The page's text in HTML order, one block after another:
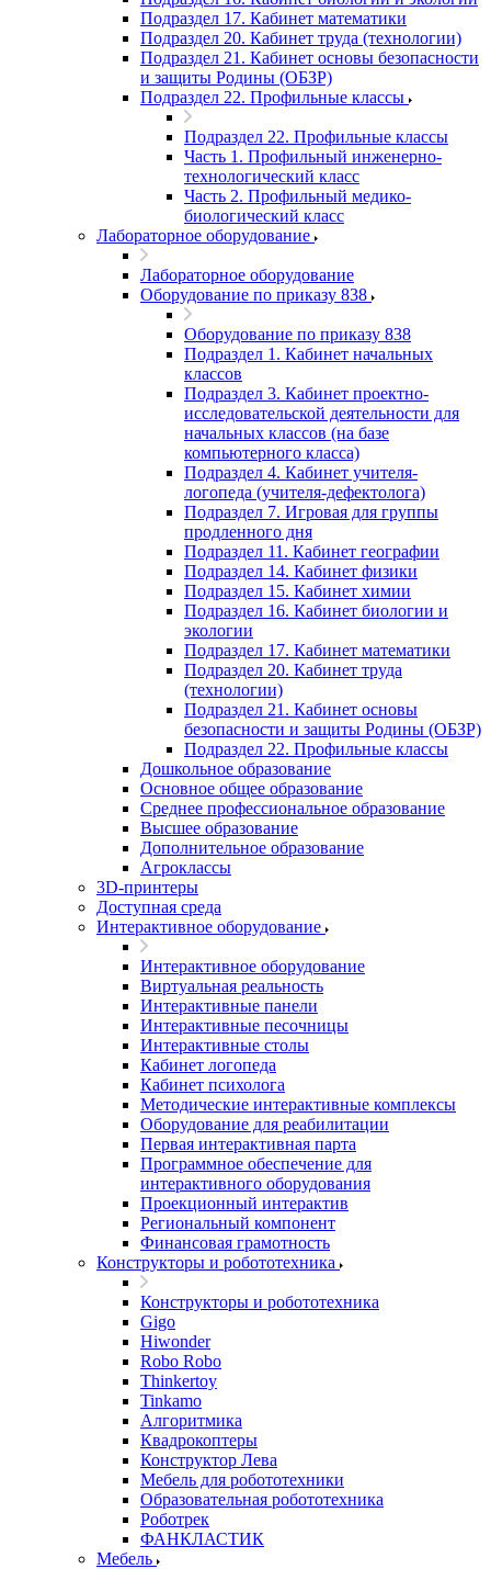
Подраздел 17. Кабинет математики
Подраздел 20. Кабинет труда (технологии)
Подраздел 21. Кабинет основы безопасности
и защиты Родины (ОБЗР)
Подраздел 22. Профильные классы
Подраздел 22. Профильные классы
Часть 1. Профильный инженерно-
технологический класс
Часть 2. Профильный медико-
биологический класс
Лабораторное оборудование
Лабораторное оборудование
Оборудование по приказу 838
Оборудование по приказу 838
Подраздел 1. Кабинет начальных
классов
Подраздел 3. Кабинет проектно-
исследовательской деятельности для
начальных классов (на базе
компьютерного класса)
Подраздел 4. Кабинет учителя-
логопеда (учителя-дефектолога)
Подраздел 7. Игровая для группы
продленного дня
Подраздел 11. Кабинет географии
Подраздел 14. Кабинет физики
Подраздел 15. Кабинет химии
Подраздел 16. Кабинет биологии и
экологии
Подраздел 17. Кабинет математики
Подраздел 20. Кабинет труда
(технологии)
Подраздел 21. Кабинет основы
безопасности и защиты Родины (ОБЗР)
Подраздел 22. Профильные классы
Дошкольное образование
Основное общее образование
Среднее профессиональное образование
Высшее образование
Дополнительное образование
Агроклассы
3D-принтеры
Доступная среда
Интерактивное оборудование
Интерактивное оборудование
Виртуальная реальность
Интерактивные панели
Интерактивные песочницы
Интерактивные столы
Кабинет логопеда
Кабинет психолога
Методические интерактивные комплексы
Оборудование для реабилитации
Первая интерактивная парта
Программное обеспечение для
интерактивного оборудования
Проекционный интерактив
Региональный компонент
Финансовая грамотность
Конструкторы и робототехника
Конструкторы и робототехника
Gigo
Hiwonder
Robo Robo
Thinkertoy
Tinkamo
Алгоритмика
Квадрокоптеры
Конструктор Лева
Мебель для робототехники
Образовательная робототехника
Роботрек
ФАНКЛАСТИК
Мебель